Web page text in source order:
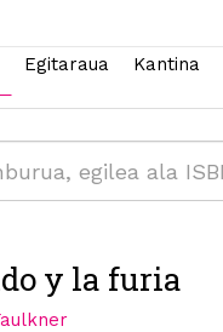
Egitaraua Kantina
y la furia